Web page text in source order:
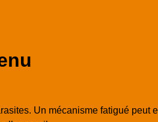
Un mécanisme fatigué peut